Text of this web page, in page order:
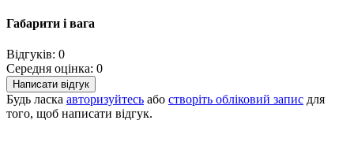
Габарити і вага
Відгуків: 0
Середня оцінка: 0
Написати відгук
Будь ласка авторизуйтесь або створіть обліковий запис для
того, щоб написати відгук.